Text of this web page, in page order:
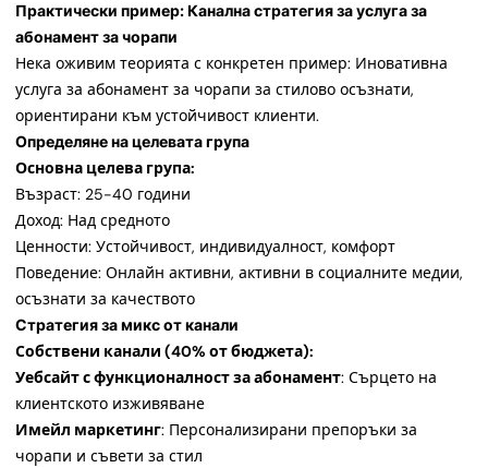
Практически пример: Канална стратегия за услуга за
абонамент за чорапи
Нека оживим теорията с конкретен пример: Иновативна
услуга за абонамент за чорапи за стилово осъзнати,
ориентирани към устойчивост клиенти.
Определяне на целевата група
Основна целева група:
Възраст: 25-40 години
Доход: Над средното
Ценности: Устойчивост, индивидуалност, комфорт
Поведение: Онлайн активни, активни в социалните медии,
осъзнати за качеството
Стратегия за микс от канали
Собствени канали (40% от бюджета):
Уебсайт с функционалност за абонамент: Сърцето на
клиентското изживяване
Имейл маркетинг: Персонализирани препоръки за
чорапи и съвети за стил